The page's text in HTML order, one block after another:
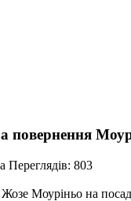
повернення
Переглядів: 803
Моуріньо на